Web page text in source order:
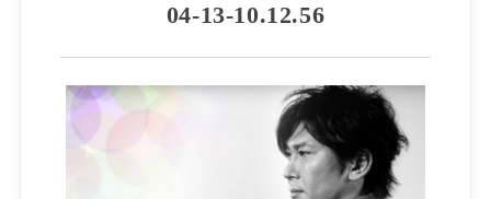
04-13-10.12.56